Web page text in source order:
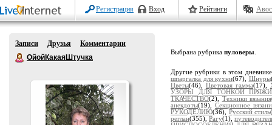
Регистрация Вход Рейтинги
Записи Друзья
Комментарии
ОйойКакаяШтучка
Выбрана рубрика пуловеры
Другие рубрики в этом
шпаргалка для кухни(67), Шнуры
Цветы(46), Цветовая гамма(17),
УЗОРЫ ДЛЯ ТОНКОЙ
ТКАЧЕСТВО(2), Техники вязания
анекдоты(19),Секционное
РУКОДЕЛИЮ(36), Русский стиль
реглан(355),Рагу(1),